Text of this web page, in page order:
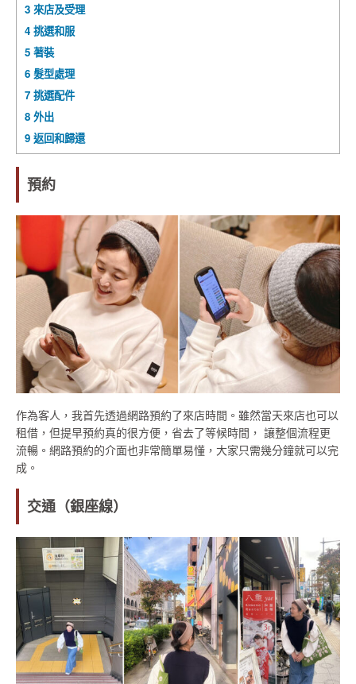
3 來店及受理
4 挑選和服
5 著裝
6 髮型處理
7 挑選配件
8 外出
9 返回和歸還
預約
作為客人，我首先透過網路預約了來店時間。雖然當天來店也可以
租借，但提早預約真的很方便，省去了等候時間， 讓整個流程更
流暢。網路預約的介面也非常簡單易懂，大家只需幾分鐘就可以完
成。
交通（銀座線）